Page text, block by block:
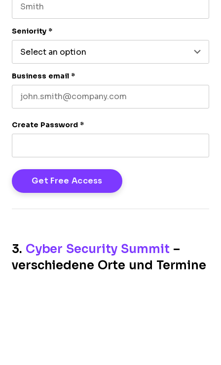
Seniority *
Business email *
Create Password *
3. Cyber Security Summit –
verschiedene Orte und Termine